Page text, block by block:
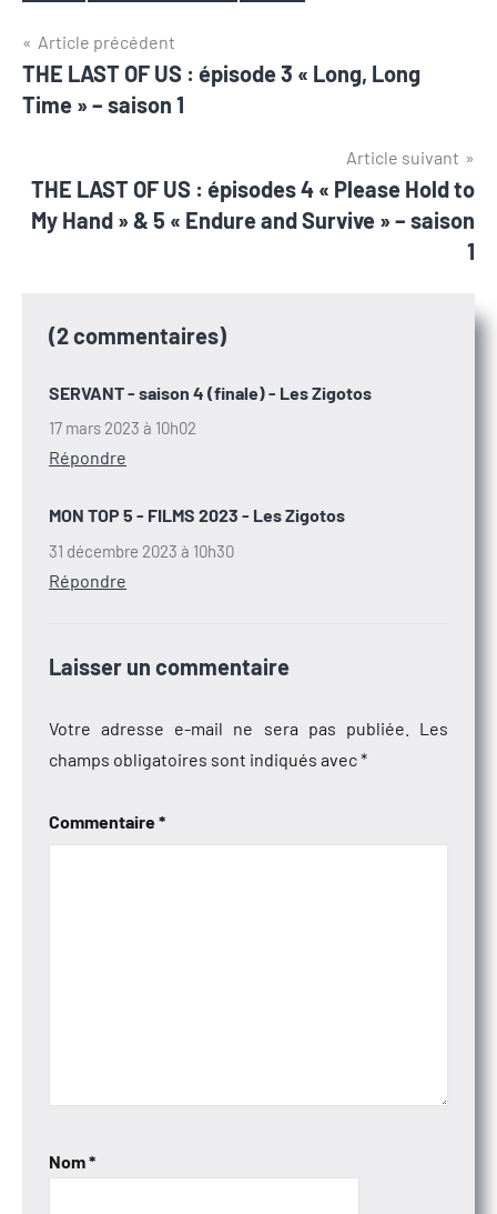
Navigation
de
Article précédent
THE LAST OF US : épisode 3 « Long, Long
Time » – saison 1
Article suivant
THE LAST OF US : épisodes 4 « Please Hold to
My Hand » & 5 « Endure and Survive » – saison
1
(2 commentaires)
SERVANT - saison 4 (finale) - Les Zigotos
17 mars 2023 à 10h02
Répondre
MON TOP 5 - FILMS 2023 - Les Zigotos
31 décembre 2023 à 10h30
Répondre
Laisser un commentaire
Votre adresse e-mail ne sera pas publiée.
Les
champs obligatoires sont indiqués avec*
Commentaire*
Nom*